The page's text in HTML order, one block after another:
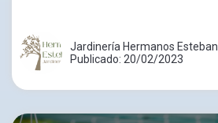
Jardinería Hermanos Esteban
Publicado: 20/02/2023